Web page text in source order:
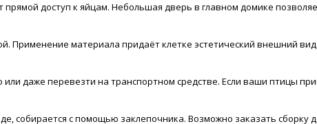
доступ к яйцам. Небольшая дверь в главном домике
Применение материала придаёт клетке эстетический внешний
даже перевезти на транспортном средстве. Если ваши птицы
собирается с помощью заклепочника. Возможно заказать сборку